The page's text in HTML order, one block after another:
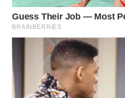
WAHANA
PERSONA
OTOMOTIF